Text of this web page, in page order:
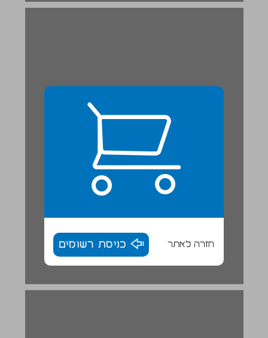
חזרה לאתר כניסת רשומים
פרק ג: עבודה ומשלחי יד ... 25